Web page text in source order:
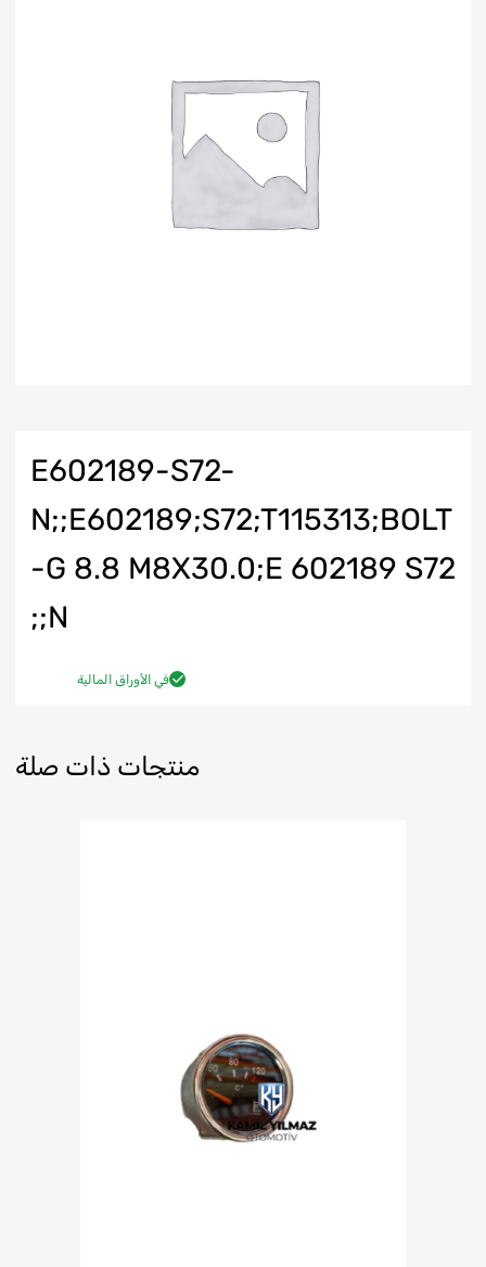
E602189-S72-
N;;E602189;S72;T115313;BOLT
-G 8.8 M8X30.0;E 602189 S72
N;;
في الأوراق المالية
منتجات ذات صلة